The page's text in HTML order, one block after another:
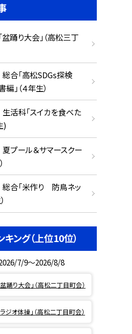
踊り大会」（高松三丁
合「高松SDGs探検
」（４年生）
活科「スイカを食べた
)
プール＆サマースクー
合「米作り 防鳥ネッ
ング（上位10位）
7/9～2026/8/8
盆踊り大会」（高松二丁目町会）
ラジオ体操」（高松二丁目町会）